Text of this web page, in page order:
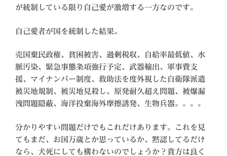
が統制している限り自己愛が激増する一方なのです。
自己愛者が国を統制した結果。
売国棄民政権、貧困被害、過剰税収、自給率最低値、水
脈汚染、緊急事態条項強行予定、武器輸出、軍事費支
援、マイナンバー制度、救助法を度外視した自衛隊派遣
被災地規制、被災地見殺し、原発耐久超え問題、被爆漏
洩問題隠蔽、海洋投棄海外摩擦誘発、生物兵器。。。。
分かりやすい問題だけでもこれだけあります。これを見
てもまだ、お国万歳とか思っているか、黙認してるだけ
なら、犬死にしても構わないのでしょうか？貴方は良く